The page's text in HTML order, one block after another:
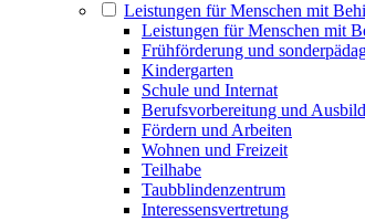
Leistungen für Menschen mit
Leistungen für Menschen mit
Frühförderung und
Kindergarten
Schule und Internat
Berufsvorbereitung und
Fördern und Arbeiten
Wohnen und Freizeit
Teilhabe
Taubblindenzentrum
Interessensvertretung